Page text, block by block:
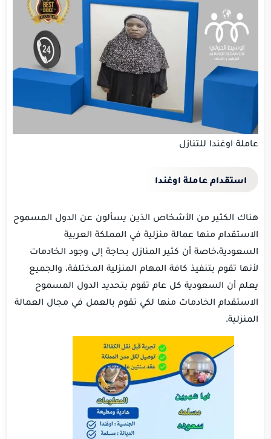
عاملة اوغندا للتنازل
استقدام عاملة اوغندا
هناك الكثير من الأشخاص الذين يسألون عن الدول المسموح
الاستقدام منها عمالة منزلية في المملكة العربية
السعودية،خاصة أن كثير المنازل بحاجة إلى وجود الخادمات
لأنها تقوم بتنفيذ كافة المهام المنزلية المختلفة، والجميع
يعلم أن السعودية كل عام تقوم بتحديد الدول المسموح
الاستقدام الخادمات منها لكي تقوم بالعمل في مجال العمالة
المنزلية.